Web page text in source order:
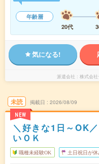
年齢層
20代
気になる!
派遣会社 株式会社
未読
NEW
掲載日 2026/08/09
＼好きな1日～OK
いＯＫ
職種未経験OK 土日祝日が休